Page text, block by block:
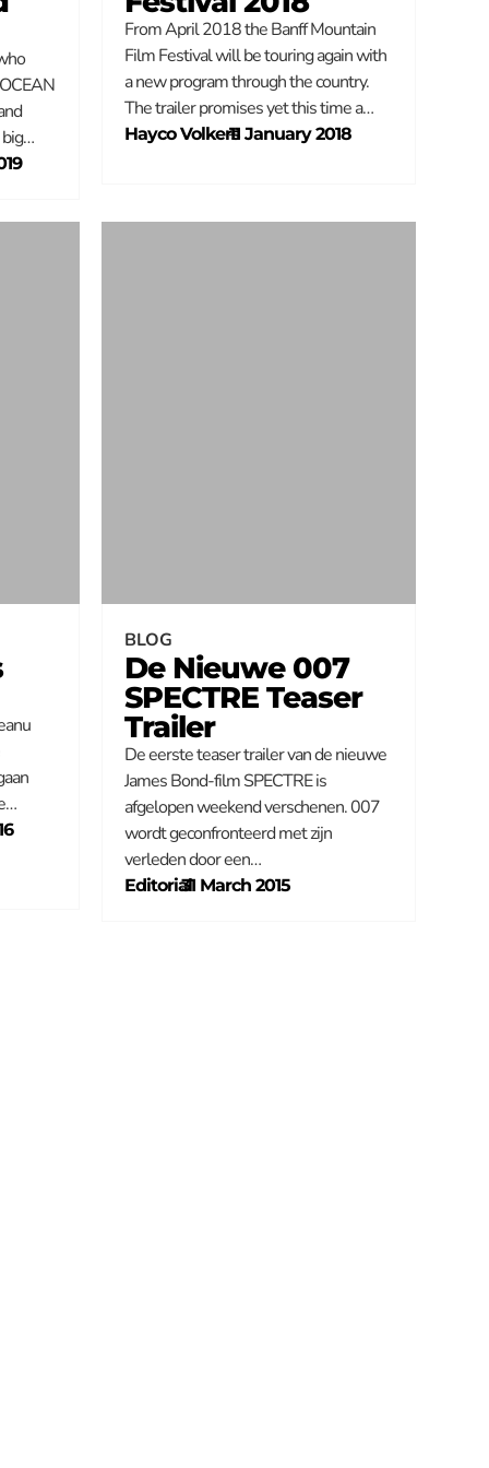
big…
From April 2018 the Banff Mountain
Film Festival will be touring again with
a new program through the country.
The trailer promises yet this time a…
Hayco Volkers
–
11 January 2018
BLOG
De Nieuwe 007
SPECTRE Teaser
Trailer
De eerste teaser trailer van de nieuwe
James Bond-film SPECTRE is
afgelopen weekend verschenen. 007
wordt geconfronteerd met zijn
verleden door een…
Editorial
–
31 March 2015